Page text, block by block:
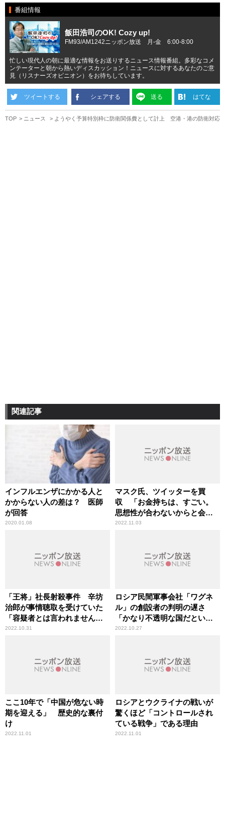
番組情報
飯田浩司のOK! Cozy up!
FM93/AM1242ニッポン放送 月-金 6:00-8:00
忙しい現代人の朝に最適な情報をお送りするニュース情報番組。多彩なコメ
ンテーターと朝から熱いディスカッション！ニュースに対するあなたのご意
見（リスナーズオピニオン）をお待ちしています。
ツイートする シェアする 送る はてな
TOP ニュース ようやく予算特別枠に防衛関係費として計上 空港・港の防衛対応
関連記事
インフルエンザにかかる人と
かからない人の差は？ 医師
が回答
2020.01.08
マスク氏、ツイッターを買
収 「お金持ちは、すごい。
思想性が合わないからと会社
を乗っ取った」辛坊治郎が指
2022.11.03
「王将」社長射殺事件 辛坊
治郎が事情聴取を受けていた
「容疑者とは言われませんで
したが……」
2022.10.31
ロシア民間軍事会社「ワグネ
ル」の創設者の判明の遅さ
「かなり不透明な国だという
こと」辛坊治郎が指摘
2022.10.27
ここ10年で「中国が危ない時
期を迎える」 歴史的な裏付
け
2022.11.01
ロシアとウクライナの戦いが
驚くほど「コントロールされ
ている戦争」である理由
2022.11.01